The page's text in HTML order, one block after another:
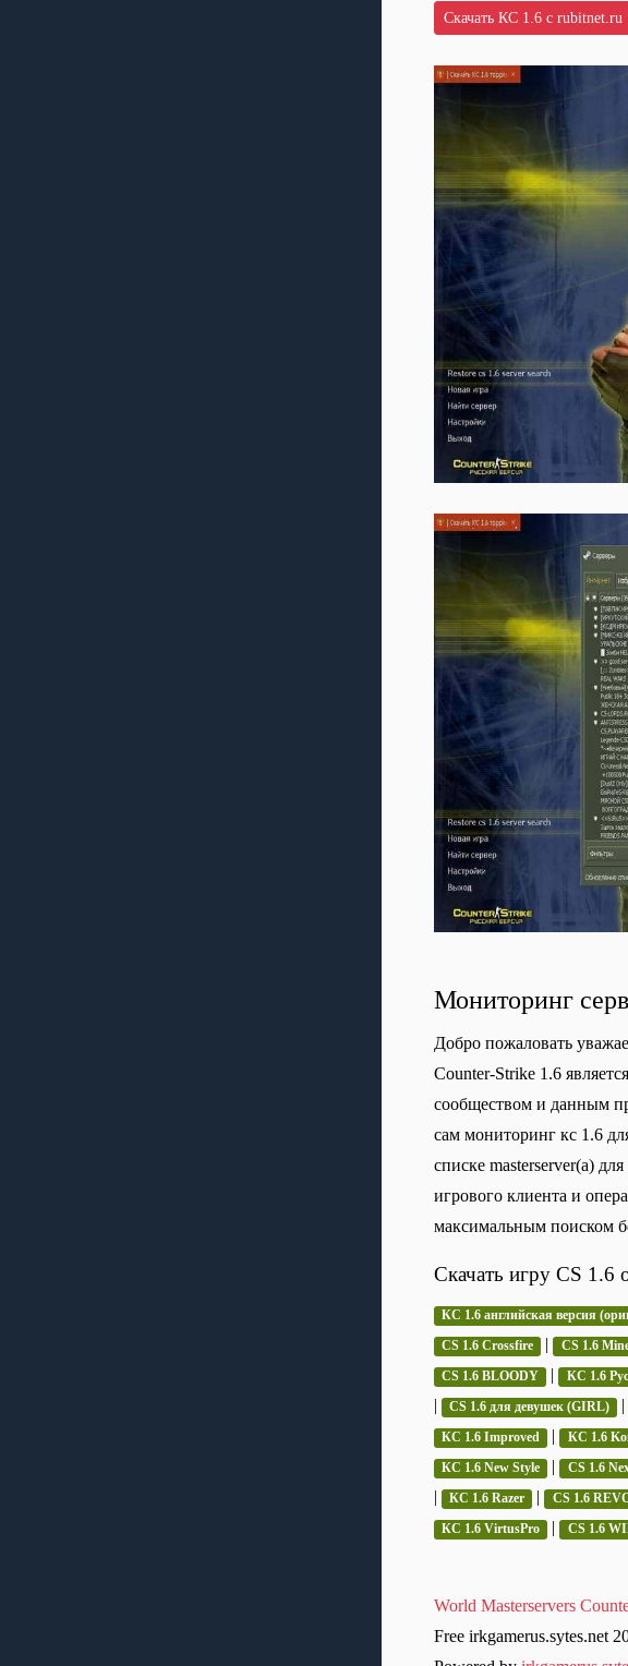
Скачать КС 1.6 с rubitnet.ru
Мониторинг
Добро пожаловать
Сounter-Strike 1.6
сообществом и данным
сам мониторинг кс 1.6
списке masterserver(а)
игрового клиента и
максимальным поиском
Скачать игру CS 1.6
КС 1.6 английская версия
CS 1.6 Crossfire | CS 1.6
CS 1.6 BLOODY | КС 1.6
| CS 1.6 для девушек (GIRL)
КС 1.6 Improved | КС 1.6
КС 1.6 New Style | CS 1.6
| КС 1.6 Razer | CS 1.6
КС 1.6 VirtusPro | CS 1.6
World Masterservers
Free irkgamerus.sytes.net